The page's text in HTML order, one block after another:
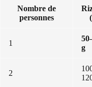
Nombre de
personnes
1
g
2